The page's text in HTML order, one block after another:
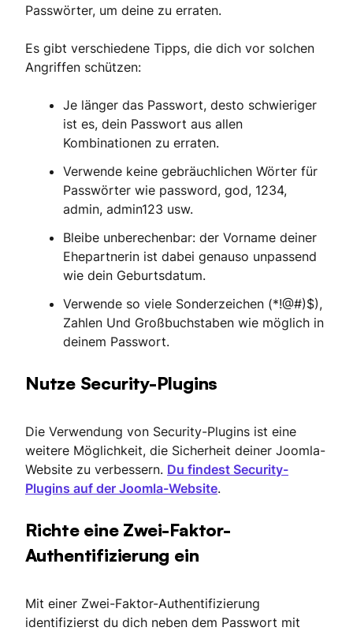
Passwörter, um deine zu erraten.
Es gibt verschiedene Tipps, die dich vor solchen
Angriffen schützen:
Je länger das Passwort, desto schwieriger
ist es, dein Passwort aus allen
Kombinationen zu erraten.
Verwende keine gebräuchlichen Wörter für
Passwörter wie password, god, 1234,
admin, admin123 usw.
Bleibe unberechenbar: der Vorname deiner
Ehepartnerin ist dabei genauso unpassend
wie dein Geburtsdatum.
Verwende so viele Sonderzeichen (*!@#)$),
Zahlen Und Großbuchstaben wie möglich in
deinem Passwort.
Nutze Security-Plugins
Die Verwendung von Security-Plugins ist eine
weitere Möglichkeit, die Sicherheit deiner Joomla-
Website zu verbessern. Du findest Security-
Plugins auf der Joomla-Website.
Richte eine Zwei-Faktor-
Authentifizierung ein
Mit einer Zwei-Faktor-Authentifizierung
identifizierst du dich neben dem Passwort mit